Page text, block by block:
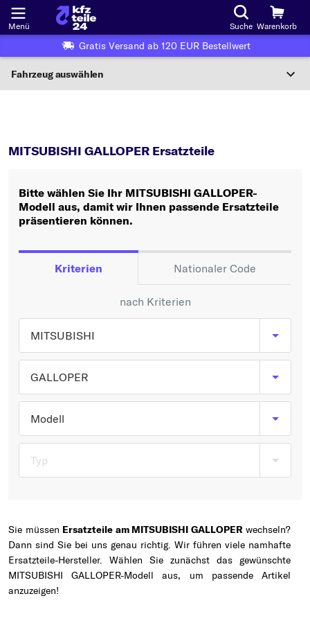
Menü Suche Warenkorb
Gratis Versand ab 120 EUR Bestellwert
Fahrzeug auswählen
Wo finde ich die?
Oder
Oder Fahrzeugauswahl nach Kriterien:
Hersteller wählen
Typ wählen
MITSUBISHI GALLOPER Ersatzteile
Bitte wählen Sie Ihr MITSUBISHI GALLOPER-
Modell aus, damit wir Ihnen passende Ersatzteile
präsentieren können.
Kriterien Nationaler Code
nach Kriterien
MITSUBISHI
GALLOPER
Modell
Typ
Sie müssen Ersatzteile am MITSUBISHI GALLOPER wechseln?
Dann sind Sie bei uns genau richtig. Wir führen viele namhafte
Ersatzteile-Hersteller. Wählen Sie zunächst das gewünschte
MITSUBISHI GALLOPER-Modell aus, um passende Artikel
anzuzeigen!